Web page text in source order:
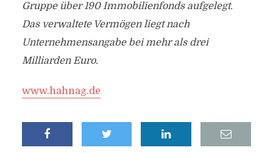
Gruppe über 190 Immobilienfonds aufgelegt.
Das verwaltete Vermögen liegt nach
Unternehmensangabe bei mehr als drei
Milliarden Euro.
www.hahnag.de